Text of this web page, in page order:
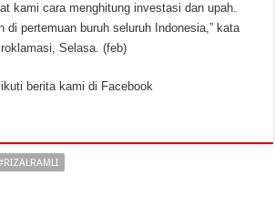
kami cara menghitung investasi dan upah.
di pertemuan buruh seluruh Indonesia,” kata
Selasa. (feb)
berita kami di Facebook